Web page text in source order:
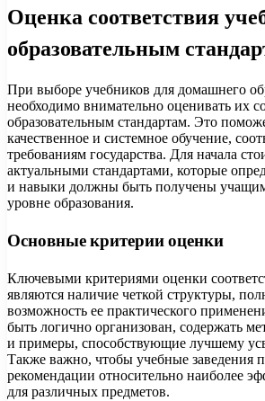
Оценка соответствия
образовательным
При выборе учебников для домашнего
необходимо внимательно оценивать их
образовательным стандартам. Это
качественное и системное обучение,
требованиям государства. Для начала
актуальными стандартами, которые
и навыки должны быть получены
уровне образования.
Основные критерии оценки
Ключевыми критериями оценки
являются наличие четкой структуры,
возможность ее практического
быть логично организован, содержать
и примеры, способствующие лучшему
Также важно, чтобы учебные заведения
рекомендации относительно наиболее
для различных предметов.